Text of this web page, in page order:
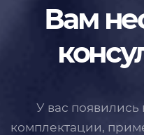
Вам
У вас появились
комплектации,